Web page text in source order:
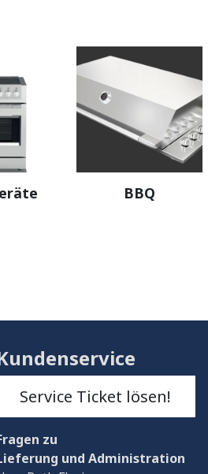
BBQ
Service Ticket lösen!
zu
und Administration